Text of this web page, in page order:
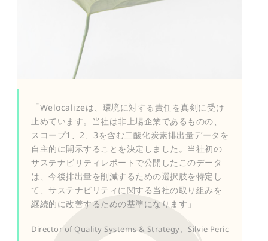
「Welocalizeは、環境に対する責任を真剣に受け
止めています。当社は非上場企業であるものの、
スコープ1、2、3を含む二酸化炭素排出量データを
自主的に開示することを決定しました。当社初の
サステナビリティレポートで公開したこのデータ
は、今後排出量を削減するための選択肢を特定し
て、サステナビリティに関する当社の取り組みを
継続的に改善するための基準になります」
Director of Quality Systems & Strategy、Silvie Peric